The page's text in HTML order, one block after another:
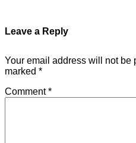
Leave a Reply
Your email address will not be
marked *
Comment*